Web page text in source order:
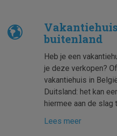
buitenland
Heb je een
je deze verkopen?
vakantiehuis in
Duitsland: het kan
hiermee aan de slag
Lees meer